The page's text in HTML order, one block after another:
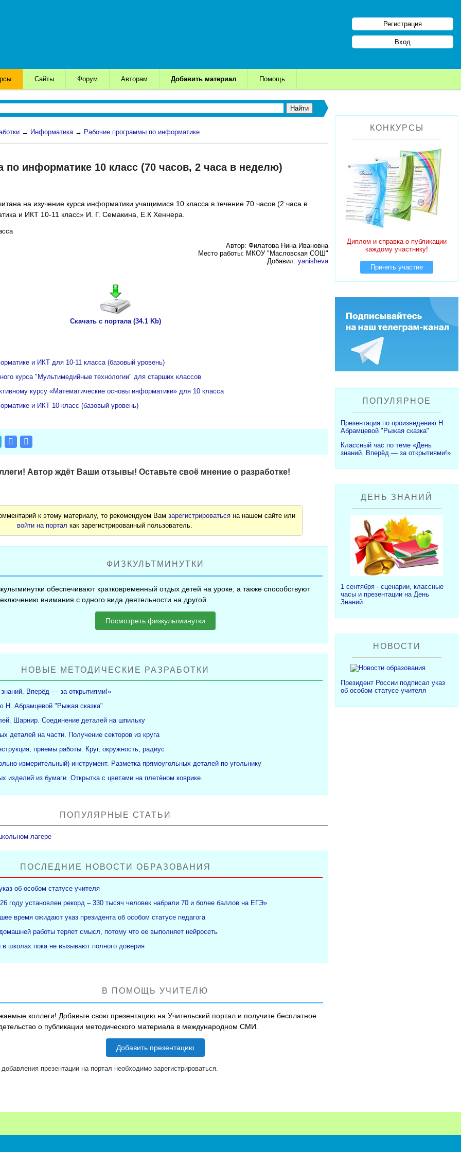
Регистрация
Вход
Сайты Форум Авторам Добавить материал Помощь
→ Информатика→ Рабочие программы по информатике
по информатике 10 класс (70 часов, 2 часа в неделю)
на изучение курса информатики учащимися 10 класса в течение 70 часов (2 часа в
и ИКТ 10-11 класс» И. Г. Семакина, Е.К Хеннера.
Автор: Филатова Нина Ивановна
Место работы: МКОУ "Масловская СОШ"
Добавил: yanisheva
Скачать с портала (34.1 Kb)
и ИКТ для 10-11 класса (базовый уровень)
курса "Мультимедийные технологии" для старших классов
курсу «Математические основы информатики» для 10 класса
и ИКТ 10 класс (базовый уровень)
Автор ждёт Ваши отзывы! Оставьте своё мнение о разработке!
к этому материалу, то рекомендуем Вамзарегистрироваться на нашем сайте или
войти на портал как зарегистрированный пользователь.
ФИЗКУЛЬТМИНУТКИ
обеспечивают кратковременный отдых детей на уроке, а также способствуют
внимания с одного вида деятельности на другой.
Посмотреть физкультминутки
НОВЫЕ МЕТОДИЧЕСКИЕ РАЗРАБОТКИ
Вперёд — за открытиями!»
Н. Абрамцевой "Рыжая сказка"
Шарнир. Соединение деталей на шпильку
деталей на части. Получение секторов из круга
приемы работы. Круг, окружность, радиус
измерительный) инструмент. Разметка прямоугольных деталей по угольнику
изделий из бумаги. Открытка с цветами на плетёном коврике.
ПОПУЛЯРНЫЕ СТАТЬИ
лагере
ПОСЛЕДНИЕ НОВОСТИ ОБРАЗОВАНИЯ
об особом статусе учителя
году установлен рекорд – 330 тысяч человек набрали 70 и более баллов на ЕГЭ»
время ожидают указ президента об особом статусе педагога
работы теряет смысл, потому что ее выполняет нейросеть
в школах пока не вызывают полного доверия
В ПОМОЩЬ УЧИТЕЛЮ
коллеги! Добавьте свою презентацию на Учительский портал и получите бесплатное
о публикации методического материала в международном СМИ.
Добавить презентацию
презентации на портал необходимо зарегистрироваться.
КОНКУРСЫ
Диплом и справка о публикации
каждому участнику!
Принять участие
ПОПУЛЯРНОЕ
Презентация по произведению Н.
Абрамцевой "Рыжая сказка"
Классный час по теме «День
знаний. Вперёд — за открытиями!»
ДЕНЬ ЗНАНИЙ
1 сентября - сценарии, классные
часы и презентации на День
Знаний
НОВОСТИ
Президент России подписал указ
об особом статусе учителя